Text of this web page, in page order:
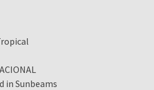
in Sunbeams